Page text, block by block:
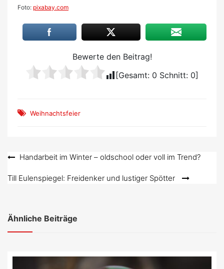
Foto: pixabay.com
Bewerte den Beitrag!
[Gesamt: 0 Schnitt: 0]
Weihnachtsfeier
Beitragsnavigation
Handarbeit im Winter – oldschool oder voll im Trend?
Till Eulenspiegel: Freidenker und lustiger Spötter
Ähnliche Beiträge